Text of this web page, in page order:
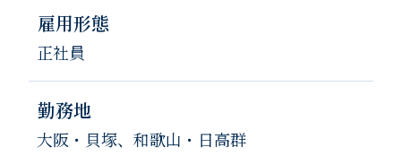
雇用形態
正社員
勤務地
大阪・貝塚、和歌山・日高群